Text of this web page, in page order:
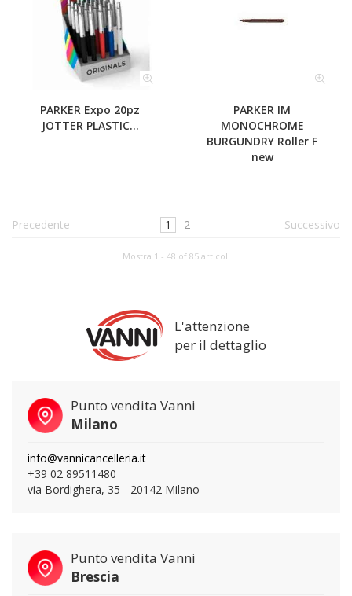
PARKER Expo 20pz
JOTTER PLASTIC...
PARKER IM
MONOCHROME
BURGUNDRY Roller F
new
Precedente 1 2 Successivo
Mostra 1 - 48 of 85 articoli
L'attenzione
per il dettaglio
Punto vendita Vanni
Milano
info@vannicancelleria.it
+39 02 89511480
via Bordighera, 35 - 20142 Milano
Punto vendita Vanni
Brescia